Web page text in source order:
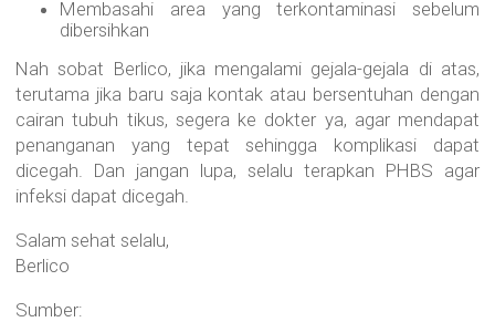
Membasahi area yang terkontaminasi sebelum
dibersihkan
Nah sobat Berlico, jika mengalami gejala-gejala di atas,
terutama jika baru saja kontak atau bersentuhan dengan
cairan tubuh tikus, segera ke dokter ya, agar mendapat
penanganan yang tepat sehingga komplikasi dapat
dicegah. Dan jangan lupa, selalu terapkan PHBS agar
infeksi dapat dicegah.
Salam sehat selalu,
Berlico
Sumber: